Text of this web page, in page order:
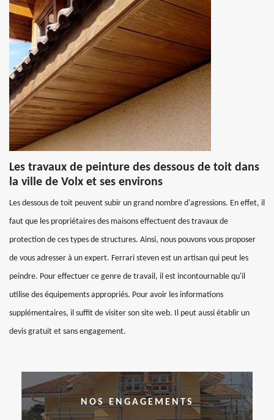
Les travaux de peinture des dessous de toit dans
la ville de Volx et ses environs
Les dessous de toit peuvent subir un grand nombre d'agressions. En effet, il
faut que les propriétaires des maisons effectuent des travaux de
protection de ces types de structures. Ainsi, nous pouvons vous proposer
de vous adresser à un expert. Ferrari steven est un artisan qui peut les
peindre. Pour effectuer ce genre de travail, il est incontournable qu'il
utilise des équipements appropriés. Pour avoir les informations
supplémentaires, il suffit de visiter son site web. Il peut aussi établir un
devis gratuit et sans engagement.
NOS ENGAGEMENTS